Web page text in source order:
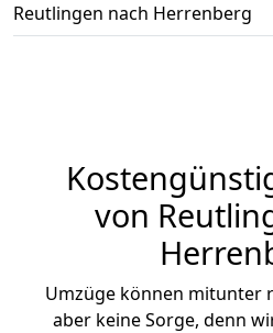
Reutlingen nach Herrenberg
von
Umzüge können mitunter
aber keine Sorge, denn